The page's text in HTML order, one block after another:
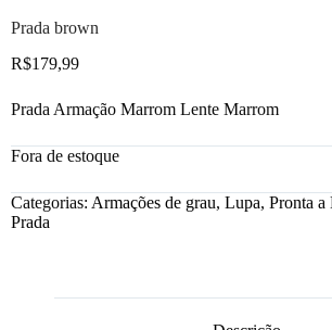
Prada brown
R$179,99
Prada Armação Marrom Lente Marrom
Fora de estoque
Categorias: Armações de grau, Lupa, Pronta a
Prada